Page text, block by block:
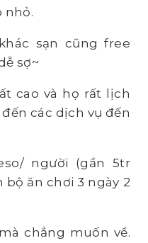
nhỏ.
sạn cũng free
sợ~
cao và họ rất lịch
các dịch vụ đến
người (gần 5tr
ăn chơi 3 ngày 2
chẳng muốn về.